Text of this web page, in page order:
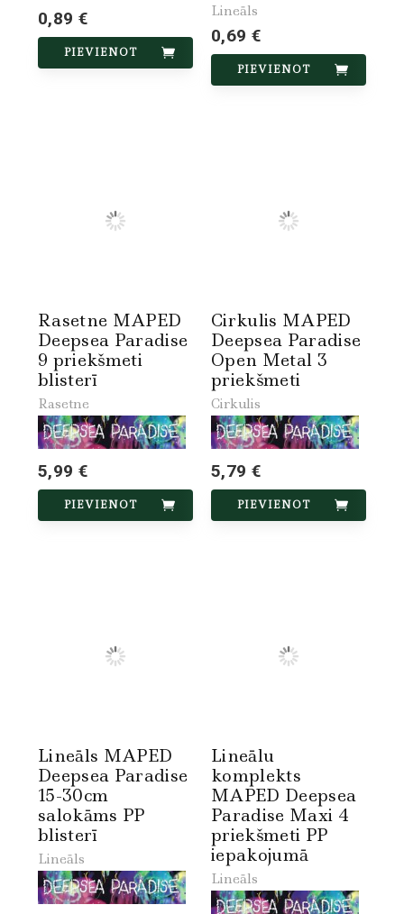
0,89 €
PIEVIENOT
Lineāls
0,69 €
PIEVIENOT
Rasetne MAPED
Deepsea Paradise
9 priekšmeti
blisterī
Rasetne
5,99 €
PIEVIENOT
Cirkulis MAPED
Deepsea Paradise
Open Metal 3
priekšmeti
Cirkulis
5,79 €
PIEVIENOT
Lineāls MAPED
Deepsea Paradise
15-30cm
salokāms PP
blisterī
Lineāls
Lineālu
komplekts
MAPED Deepsea
Paradise Maxi 4
priekšmeti PP
iepakojumā
Lineāls